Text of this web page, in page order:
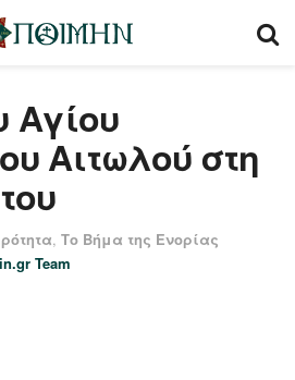
Αγίου
Αιτωλού στη
, Το Βήμα της Ενορίας
Team